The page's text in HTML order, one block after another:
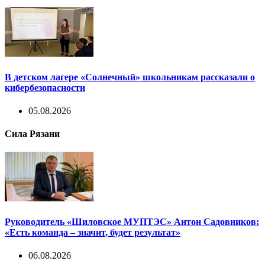
В детском лагере «Солнечный» школьникам рассказали о
кибербезопасности
05.08.2026
Сила Рязани
Руководитель «Шиловское МУПТЭС» Антон Садовников:
«Есть команда – значит, будет результат»
06.08.2026